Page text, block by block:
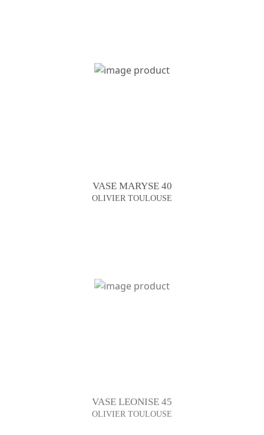
OLIVIER TOULOUSE
OLIVIER TOULOUSE